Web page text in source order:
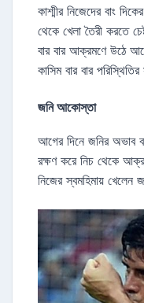
কাশ্মীর নিজেদের বাং
থেকে খেলা তৈরী করতে
বার বার আক্রমণে উঠে
কাসিম বার বার পরিস্থিতির
জনি আকোস্তা
আগের দিনে জনির অভাব
রক্ষণ করে নিচ থেকে
নিজের স্বমহিমায় খেলেন